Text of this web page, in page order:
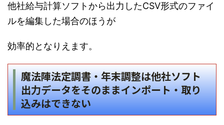
他社給与計算ソフトから出力したCSV形式のファイ
ルを編集した場合のほうが
効率的となりえます。
魔法陣法定調書・年末調整は他社ソフト
出力データをそのままインポート・取り
込みはできない